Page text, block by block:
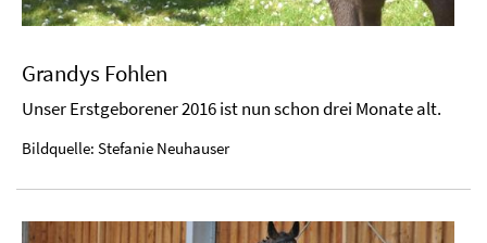
Grandys Fohlen
Unser Erstgeborener 2016 ist nun schon drei Monate alt.
Bildquelle: Stefanie Neuhauser